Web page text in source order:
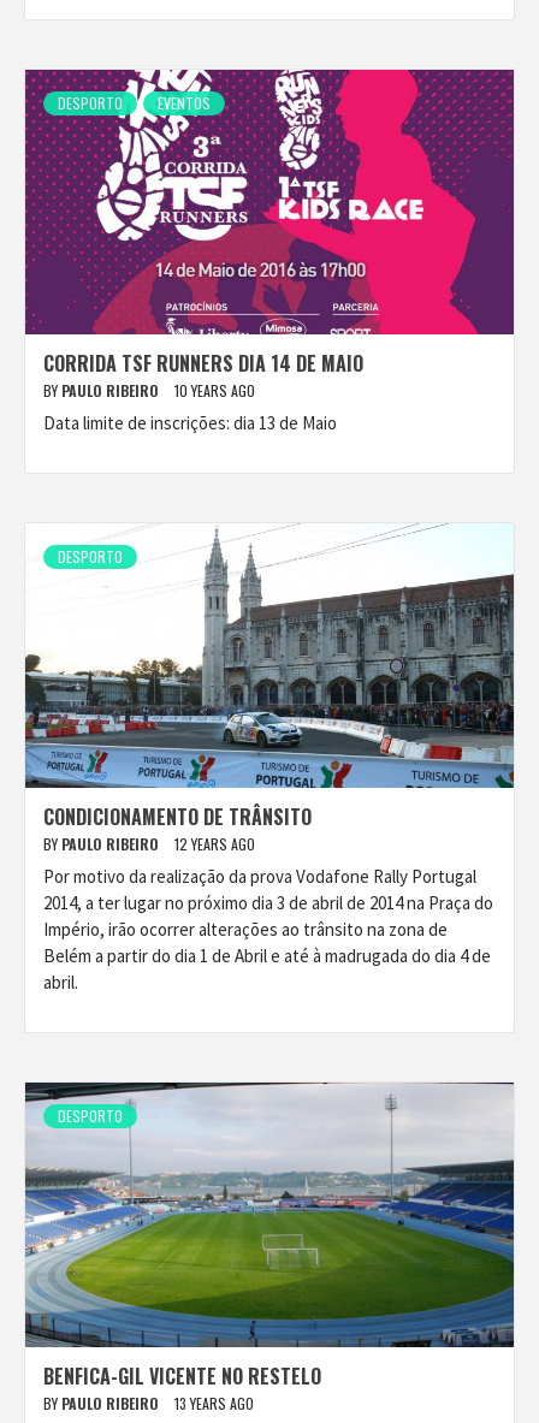
DESPORTO EVENTOS
CORRIDA TSF RUNNERS DIA 14 DE MAIO
BY PAULO RIBEIRO 10 YEARS AGO
Data limite de inscrições: dia 13 de Maio
DESPORTO
CONDICIONAMENTO DE TRÂNSITO
BY PAULO RIBEIRO 12 YEARS AGO
Por motivo da realização da prova Vodafone Rally Portugal
2014, a ter lugar no próximo dia 3 de abril de 2014 na Praça do
Império, irão ocorrer alterações ao trânsito na zona de
Belém a partir do dia 1 de Abril e até à madrugada do dia 4 de
abril.
DESPORTO
BENFICA-GIL VICENTE NO RESTELO
BY PAULO RIBEIRO 13 YEARS AGO